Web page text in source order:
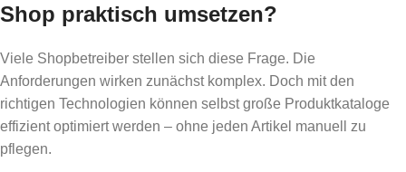
Shop praktisch umsetzen?
Viele Shopbetreiber stellen sich diese Frage. Die
Anforderungen wirken zunächst komplex. Doch mit den
richtigen Technologien können selbst große Produktkataloge
effizient optimiert werden – ohne jeden Artikel manuell zu
pflegen.